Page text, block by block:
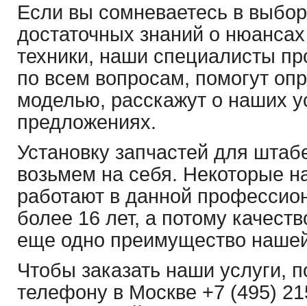
Если вы сомневаетесь в
достаточных знаний о
техники, наши специалисты
по всем вопросам, помогут
моделью, расскажут о наших
предложениях.
Установку запчастей для
возьмем на себя. Некоторые
работают в данной
более 16 лет, а потому
еще одно преимущество
Чтобы заказать наши услуги,
телефону в Москве +7 (495)